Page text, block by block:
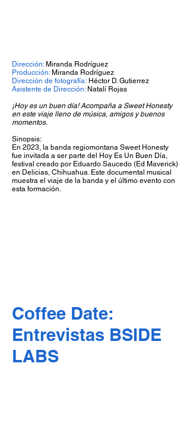
Dirección: Miranda Rodríguez
Producción: Miranda Rodríguez
Dirección de fotografía: Héctor D. Gutierrez
Asistente de Dirección: Natalí Rojas
¡Hoy es un buen día! Acompaña a Sweet Honesty
en este viaje lleno de música, amigos y buenos
momentos.
Sinopsis:
En 2023, la banda regiomontana Sweet Honesty
fue invitada a ser parte del Hoy Es Un Buen Día,
festival creado por Eduardo Saucedo (Ed Maverick)
en Delicias, Chihuahua. Este documental musical
muestra el viaje de la banda y el último evento con
esta formación.
Coffee Date:
Entrevistas BSIDE
LABS